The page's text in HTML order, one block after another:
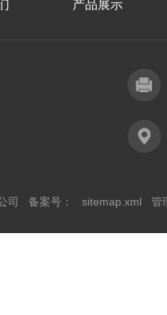
产品展示
司 备案号： sitemap.xml 管